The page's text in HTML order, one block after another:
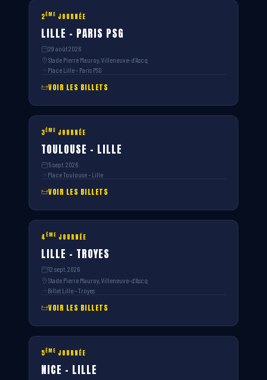
2ÈME JOURNÉE
LILLE – PARIS PSG
29 août 2026
Stade Pierre Mauroy, Villeneuve-d'Ascq
Place Lille – Paris PSG
VOIR LES BILLETS
3ÈME JOURNÉE
TOULOUSE – LILLE
5 sept. 2026
Place Toulouse – Lille
VOIR LES BILLETS
4ÈME JOURNÉE
LILLE – TROYES
12 sept. 2026
Stade Pierre Mauroy, Villeneuve-d'Ascq
Billet Lille – Troyes
VOIR LES BILLETS
5ÈME JOURNÉE
NICE – LILLE